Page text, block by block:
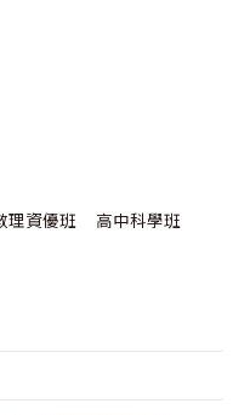
理資優班
高中科學班